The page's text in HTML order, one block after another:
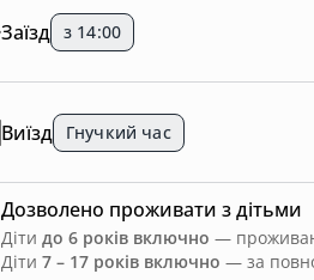
Заїзд з 14:00
Виїзд Гнучкий час
Дозволено проживати з дітьми
Діти до 6 років включно —
Діти 7 – 17 років включно — за